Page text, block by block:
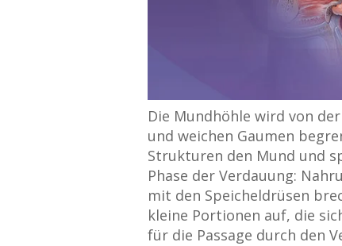
Die Mundhöhle wird von
und weichen Gaumen
Strukturen den Mund und
Phase der Verdauung:
mit den Speicheldrüsen
kleine Portionen auf, die
für die Passage durch den